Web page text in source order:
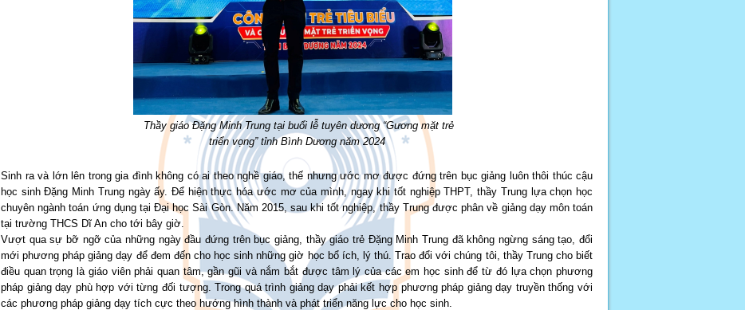
Thầy giáo Đặng Minh Trung tại buổi lễ tuyên dương “Gương mặt trẻ
triển vọng” tỉnh Bình Dương năm 2024
Sinh ra và lớn lên trong gia đình không có ai theo nghề giáo, thế nhưng ước mơ được đứng trên bục giảng luôn thôi thúc cậu
học sinh Đặng Minh Trung ngày ấy. Ðể hiện thực hóa ước mơ của mình, ngay khi tốt nghiệp THPT, thầy Trung lựa chọn học
chuyên ngành toán ứng dụng tại Đại học Sài Gòn. Năm 2015, sau khi tốt nghiệp, thầy Trung được phân về giảng dạy môn toán
tại trường THCS Dĩ An cho tới bây giờ.
Vượt qua sự bỡ ngỡ của những ngày đầu đứng trên bục giảng, thầy giáo trẻ Đặng Minh Trung đã không ngừng sáng tạo, đổi
mới phương pháp giảng dạy để đem đến cho học sinh những giờ học bổ ích, lý thú. Trao đổi với chúng tôi, thầy Trung cho biết
điều quan trọng là giáo viên phải quan tâm, gần gũi và nắm bắt được tâm lý của các em học sinh để từ đó lựa chọn phương
pháp giảng dạy phù hợp với từng đối tượng. Trong quá trình giảng dạy phải kết hợp phương pháp giảng dạy truyền thống với
các phương pháp giảng dạy tích cực theo hướng hình thành và phát triển năng lực cho học sinh.